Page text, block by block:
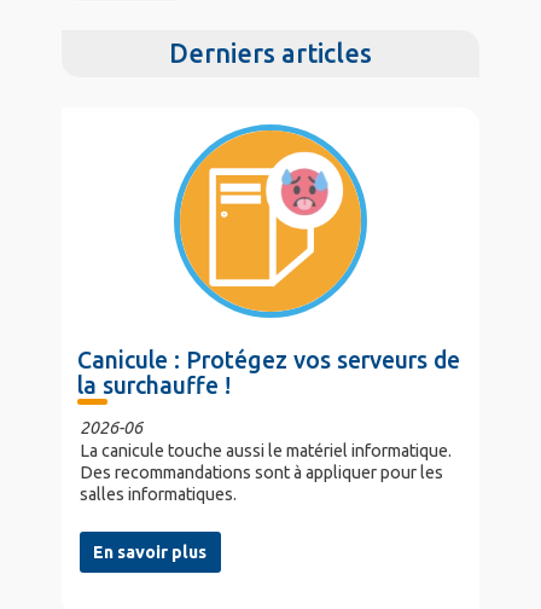
d
Derniers articles
Canicule : Protégez vos serveurs de
la surchauffe !
2026-06
La canicule touche aussi le matériel informatique.
Des recommandations sont à appliquer pour les
salles informatiques.
En savoir plus